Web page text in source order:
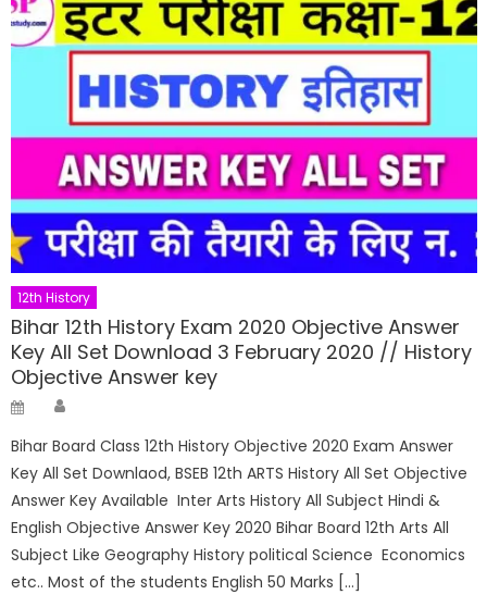
12th History
Bihar 12th History Exam 2020 Objective Answer
Key All Set Download 3 February 2020 // History
Objective Answer key
Posted
Bihar Board Class 12th History Objective 2020 Exam Answer
Key All Set Downlaod, BSEB 12th ARTS History All Set Objective
Answer Key Available Inter Arts History All Subject Hindi &
English Objective Answer Key 2020 Bihar Board 12th Arts All
Subject Like Geography History political Science Economics
etc.. Most of the students English 50 Marks […]